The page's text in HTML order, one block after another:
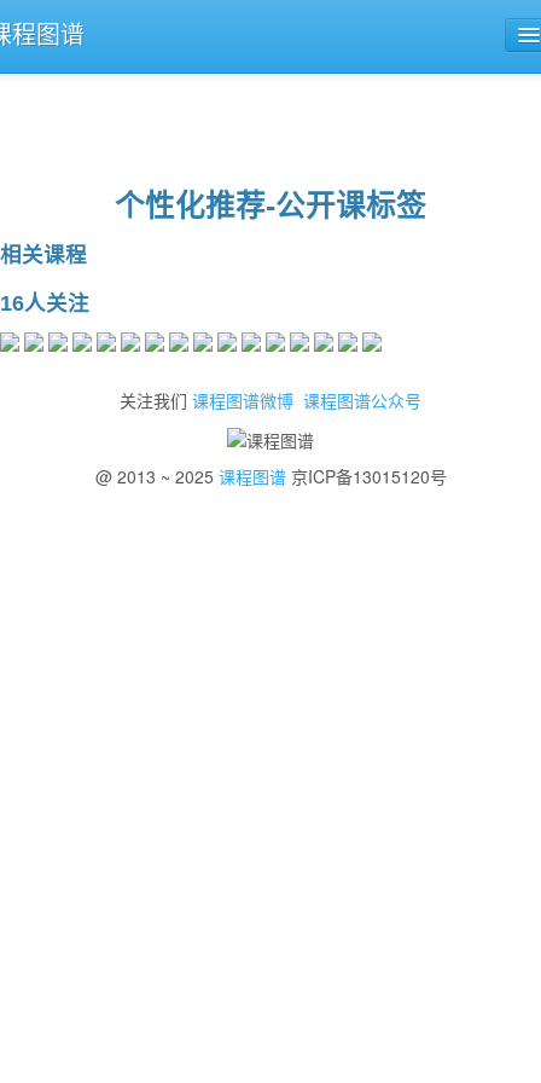
程图谱
个性化推荐-公开课标签
相关课程
16人关注
关注我们 课程图谱微博 课程图谱公众号
@ 2013 ~ 2025 课程图谱京ICP备13015120号